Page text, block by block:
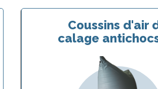
Coussins d'air
calage
PAK®